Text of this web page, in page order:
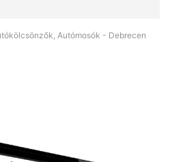
Autómosók - Debrecen